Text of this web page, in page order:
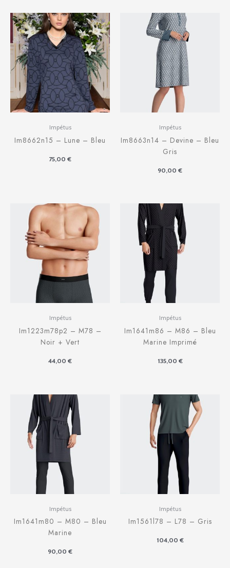
Impétus
Im8662n15 – Lune – Bleu
75,00 €
Impétus
Im8663n14 – Devine – Bleu
Gris
90,00 €
Impétus
Im1223m78p2 – M78 –
Noir + Vert
44,00 €
Impétus
Im1641m86 – M86 – Bleu
Marine Imprimé
135,00 €
Impétus
Im1641m80 – M80 – Bleu
Marine
90,00 €
Impétus
Im1561l78 – L78 – Gris
104,00 €